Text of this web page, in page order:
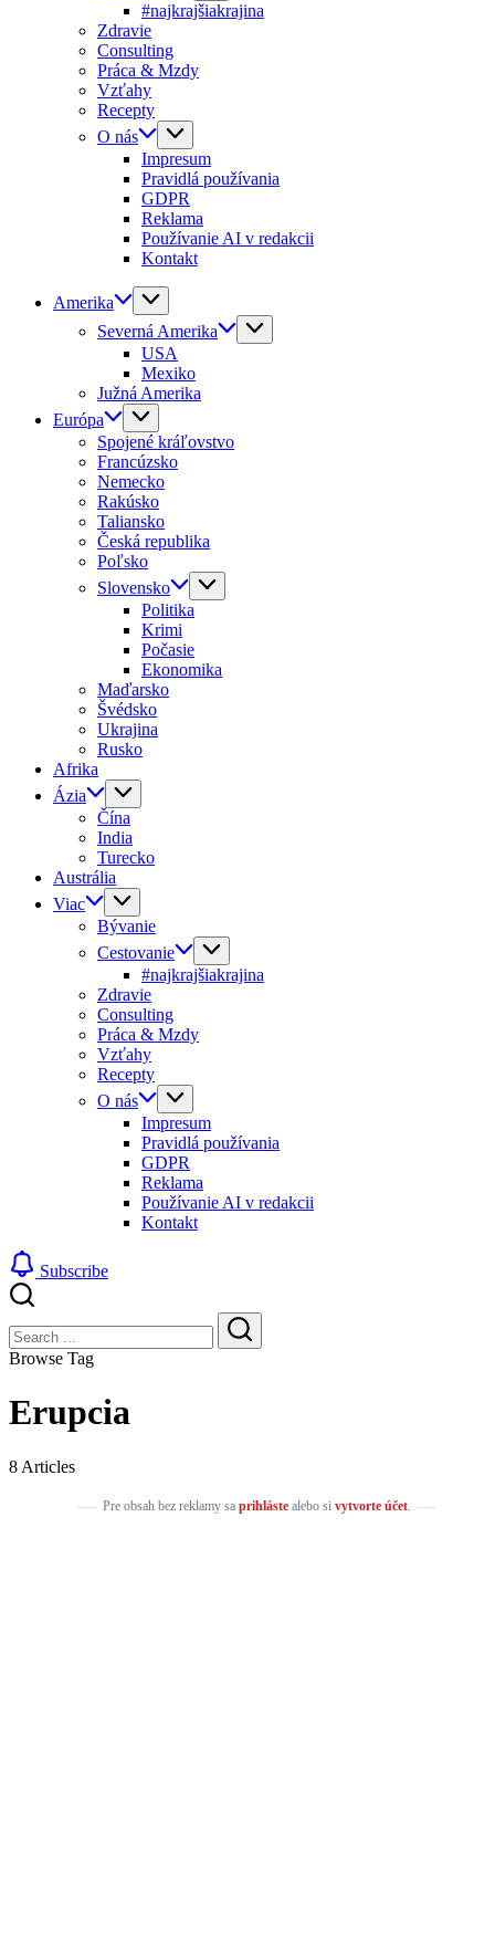
#najkrajšiakrajina
Zdravie
Consulting
Práca & Mzdy
Vzťahy
Recepty
O nás
Impresum
Pravidlá používania
GDPR
Reklama
Používanie AI v redakcii
Kontakt
Amerika
Severná Amerika
USA
Mexiko
Južná Amerika
Európa
Spojené kráľovstvo
Francúzsko
Nemecko
Rakúsko
Taliansko
Česká republika
Poľsko
Slovensko
Politika
Krimi
Počasie
Ekonomika
Maďarsko
Švédsko
Ukrajina
Rusko
Afrika
Ázia
Čína
India
Turecko
Austrália
Viac
Bývanie
Cestovanie
#najkrajšiakrajina
Zdravie
Consulting
Práca & Mzdy
Vzťahy
Recepty
O nás
Impresum
Pravidlá používania
GDPR
Reklama
Používanie AI v redakcii
Kontakt
Subscribe
Search
Search
Browse Tag
Erupcia
8 Articles
Pre obsah bez reklamy sa prihlástealebo si vytvorte účet.